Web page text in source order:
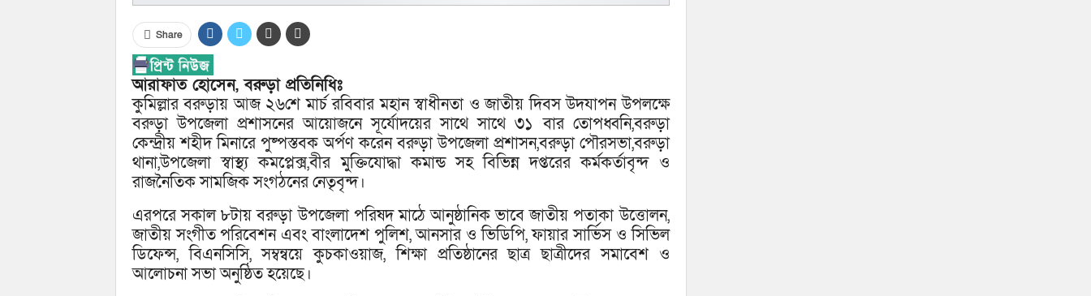
Share
আরাফাত হোসেন, বরুড়া প্রতিনিধিঃ
কুমিল্লার বরুড়ায় আজ ২৬শে মার্চ রবিবার মহান স্বাধীনতা ও জাতীয় দিবস উদযাপন উপলক্ষে
বরুড়া উপজেলা প্রশাসনের আয়োজনে সূর্যোদয়ের সাথে সাথে ৩১ বার তোপধ্বনি,বরুড়া
কেন্দ্রীয় শহীদ মিনারে পুষ্পস্তবক অর্পণ করেন বরুড়া উপজেলা প্রশাসন,বরুড়া পৌরসভা,বরুড়া
থানা,উপজেলা স্বাস্থ্য কমপ্লেক্স,বীর মুক্তিযোদ্ধা কমান্ড সহ বিভিন্ন দপ্তরের কর্মকর্তাবৃন্দ ও
রাজনৈতিক সামজিক সংগঠনের নেতৃবৃন্দ।
এরপরে সকাল ৮টায় বরুড়া উপজেলা পরিষদ মাঠে আনুষ্ঠানিক ভাবে জাতীয় পতাকা উত্তোলন,
জাতীয় সংগীত পরিবেশন এবং বাংলাদেশ পুলিশ, আনসার ও ভিডিপি, ফায়ার সার্ভিস ও সিভিল
ডিফেন্স, বিএনসিসি, সম্বন্বয়ে কুচকাওয়াজ, শিক্ষা প্রতিষ্ঠানের ছাত্র ছাত্রীদের সমাবেশ ও
আলোচনা সভা অনুষ্ঠিত হয়েছে।